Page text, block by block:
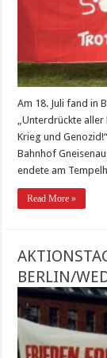
Am 18. Juli fand in
„Unterdrückte
Krieg und
Bahnhof
endete am
Read More »
BERLIN/